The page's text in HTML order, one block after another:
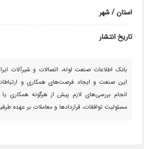
استان / شهر
تاریخ انتشار
بانک اطلاعات صنعت لوله، اتصالات و شیرآلات
این صنعت و ایجاد فرصت‌های همکاری و
انجام بررسی‌های لازم پیش از هرگونه همکاری
مسئولیت توافقات، قراردادها و معاملات بر عهده